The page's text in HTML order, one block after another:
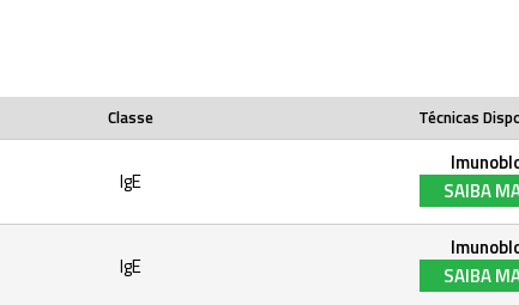
Classe Técnicas
IgE
SAIBA
IgE
SAIBA